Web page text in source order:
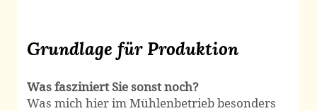
Grundlage für Produktion
Was fasziniert Sie sonst noch?
Was mich hier im Mühlen­betrieb besonders